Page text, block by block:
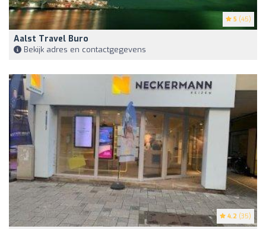
5 (45)
Aalst Travel Buro
Bekijk adres en contactgegevens
4.2 (35)